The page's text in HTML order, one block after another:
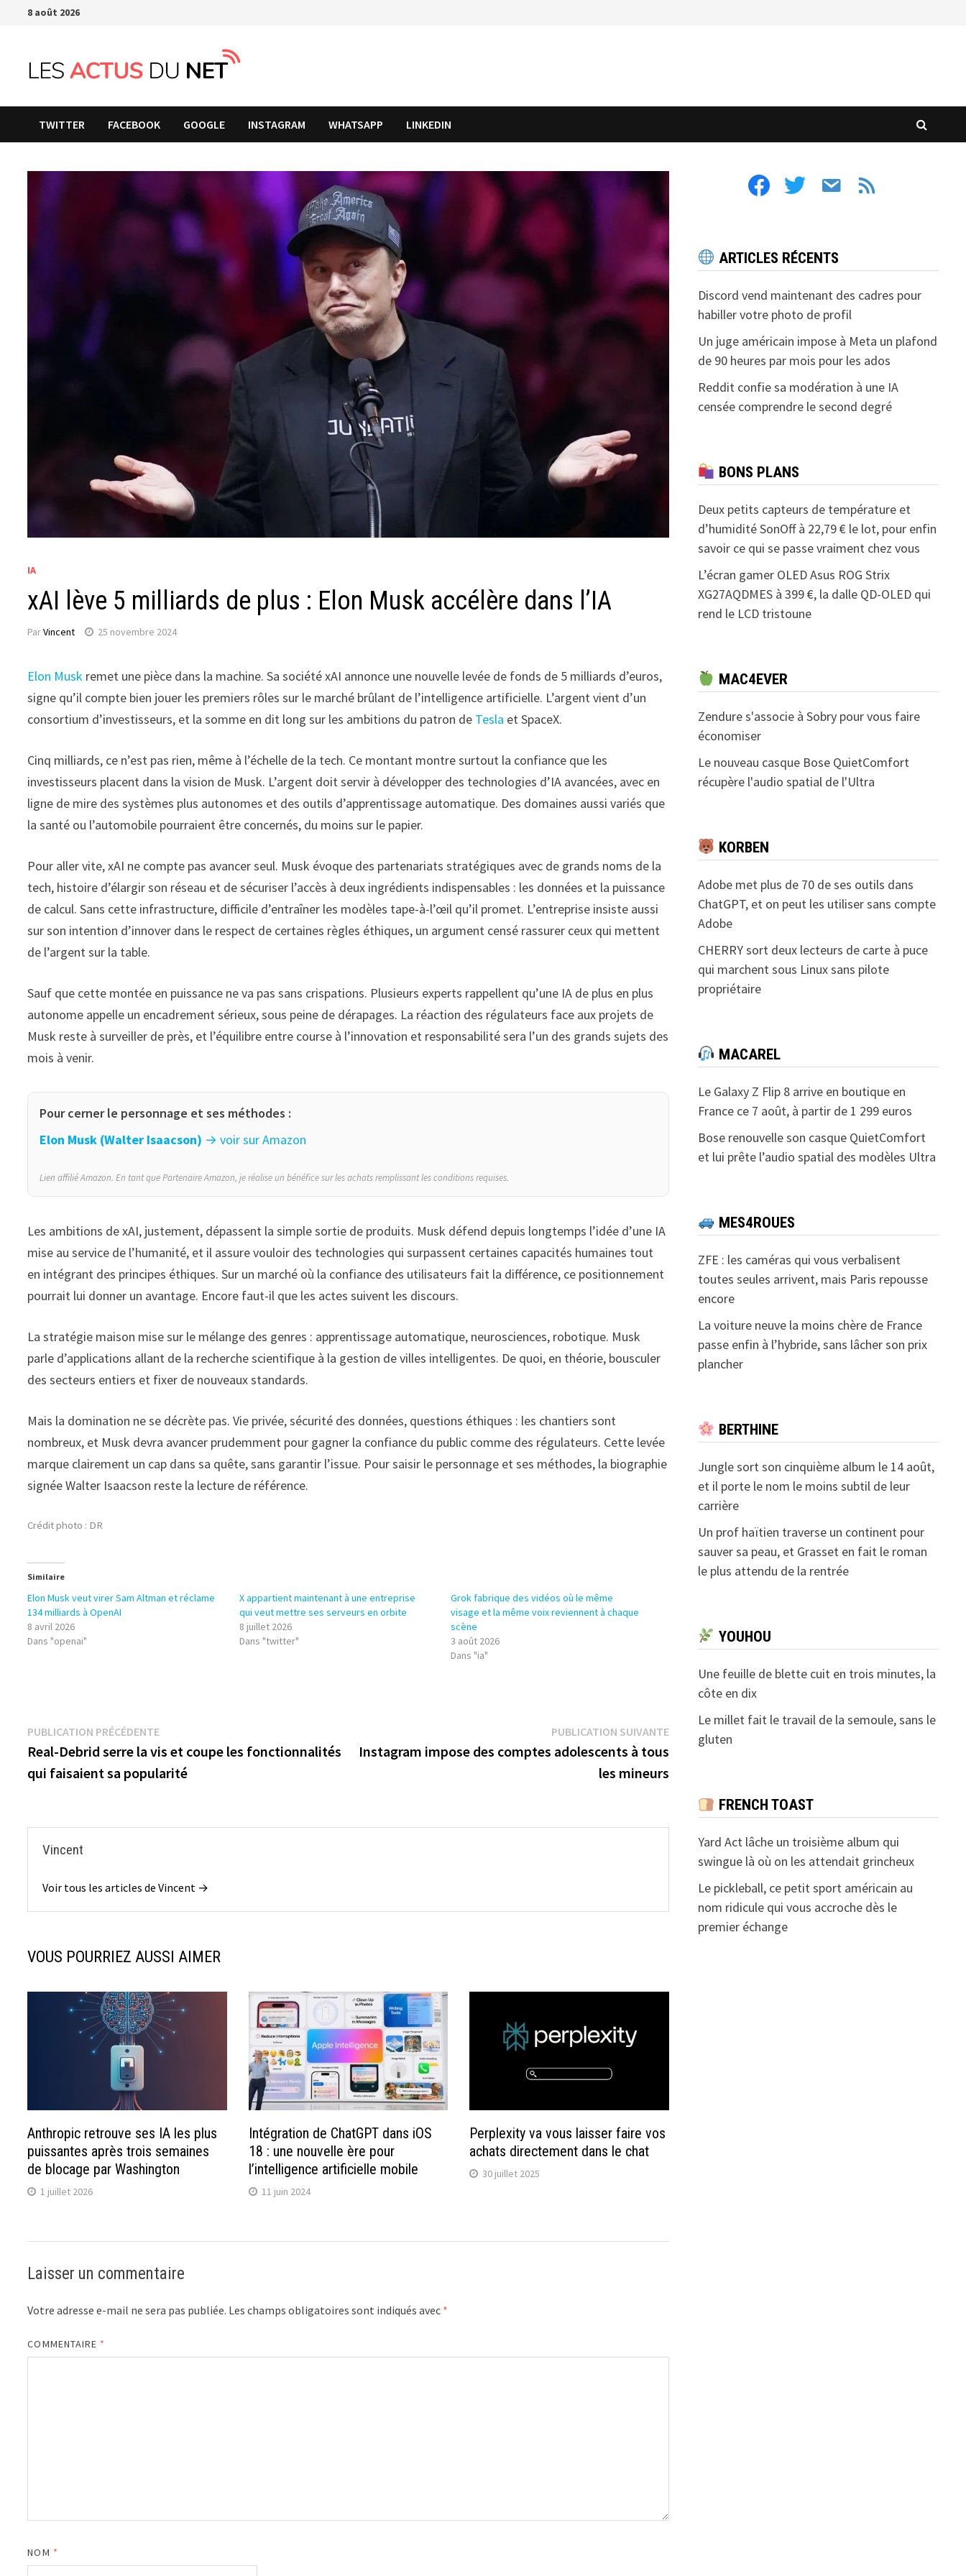
Passer8 août 2026
TWITTER FACEBOOK GOOGLE INSTAGRAM WHATSAPP LINKEDIN
IA
xAI lève 5 milliards de plus : Elon Musk accélère dans l’IA
ParVincent 25 novembre 2024
Elon Musk remet une pièce dans la machine. Sa société xAI annonce une nouvelle levée de fonds de 5 milliards d’euros,
signe qu’il compte bien jouer les premiers rôles sur le marché brûlant de l’intelligence artificielle. L’argent vient d’un
consortium d’investisseurs, et la somme en dit long sur les ambitions du patron de Tesla et SpaceX.
Cinq milliards, ce n’est pas rien, même à l’échelle de la tech. Ce montant montre surtout la confiance que les
investisseurs placent dans la vision de Musk. L’argent doit servir à développer des technologies d’IA avancées, avec en
ligne de mire des systèmes plus autonomes et des outils d’apprentissage automatique. Des domaines aussi variés que
la santé ou l’automobile pourraient être concernés, du moins sur le papier.
Pour aller vite, xAI ne compte pas avancer seul. Musk évoque des partenariats stratégiques avec de grands noms de la
tech, histoire d’élargir son réseau et de sécuriser l’accès à deux ingrédients indispensables : les données et la puissance
de calcul. Sans cette infrastructure, difficile d’entraîner les modèles tape-à-l’œil qu’il promet. L’entreprise insiste aussi
sur son intention d’innover dans le respect de certaines règles éthiques, un argument censé rassurer ceux qui mettent
de l’argent sur la table.
Sauf que cette montée en puissance ne va pas sans crispations. Plusieurs experts rappellent qu’une IA de plus en plus
autonome appelle un encadrement sérieux, sous peine de dérapages. La réaction des régulateurs face aux projets de
Musk reste à surveiller de près, et l’équilibre entre course à l’innovation et responsabilité sera l’un des grands sujets des
mois à venir.
Pour cerner le personnage et ses méthodes :
Elon Musk (Walter Isaacson) → voir sur Amazon
Lien affilié Amazon. En tant que Partenaire Amazon, je réalise un bénéfice sur les achats remplissant les conditions requises.
Les ambitions de xAI, justement, dépassent la simple sortie de produits. Musk défend depuis longtemps l’idée d’une IA
mise au service de l’humanité, et il assure vouloir des technologies qui surpassent certaines capacités humaines tout
en intégrant des principes éthiques. Sur un marché où la confiance des utilisateurs fait la différence, ce positionnement
pourrait lui donner un avantage. Encore faut-il que les actes suivent les discours.
La stratégie maison mise sur le mélange des genres : apprentissage automatique, neurosciences, robotique. Musk
parle d’applications allant de la recherche scientifique à la gestion de villes intelligentes. De quoi, en théorie, bousculer
des secteurs entiers et fixer de nouveaux standards.
Mais la domination ne se décrète pas. Vie privée, sécurité des données, questions éthiques : les chantiers sont
nombreux, et Musk devra avancer prudemment pour gagner la confiance du public comme des régulateurs. Cette levée
marque clairement un cap dans sa quête, sans garantir l’issue. Pour saisir le personnage et ses méthodes, la biographie
signée Walter Isaacson reste la lecture de référence.
Crédit photo : DR
Similaire
Elon Musk veut virer Sam Altman et réclame
134 milliards à OpenAI
8 avril 2026
Dans "openai"
X appartient maintenant à une entreprise
qui veut mettre ses serveurs en orbite
8 juillet 2026
Dans "twitter"
Grok fabrique des vidéos où le même
visage et la même voix reviennent à chaque
scène
3 août 2026
Dans "ia"
Navigation
de
l’article
PUBLICATION PRÉCÉDENTEPublication
précédente :
Real-Debrid serre la vis et coupe les fonctionnalités
qui faisaient sa popularité
PUBLICATION SUIVANTEPublication
suivante :
Instagram impose des comptes adolescents à tous
les mineurs
Vincent
Voir tous les articles de Vincent →
VOUS POURRIEZ AUSSI AIMER
Anthropic retrouve ses IA les plus
puissantes après trois semaines
de blocage par Washington
1 juillet 2026
Intégration de ChatGPT dans iOS
18 : une nouvelle ère pour
l’intelligence artificielle mobile
11 juin 2024
Perplexity va vous laisser faire vos
achats directement dans le chat
30 juillet 2025
Laisser un commentaire
Votre adresse e-mail ne sera pas publiée. Les champs obligatoires sont indiqués avec *
COMMENTAIRE *
NOM *
facebooktwitter email feed
ARTICLES RÉCENTS
Discord vend maintenant des cadres pour
habiller votre photo de profil
Un juge américain impose à Meta un plafond
de 90 heures par mois pour les ados
Reddit confie sa modération à une IA
censée comprendre le second degré
BONS PLANS
Deux petits capteurs de température et
d’humidité SonOff à 22,79 € le lot, pour enfin
savoir ce qui se passe vraiment chez vous
L’écran gamer OLED Asus ROG Strix
XG27AQDMES à 399 €, la dalle QD-OLED qui
rend le LCD tristoune
MAC4EVER
Zendure s'associe à Sobry pour vous faire
économiser
Le nouveau casque Bose QuietComfort
récupère l'audio spatial de l'Ultra
KORBEN
Adobe met plus de 70 de ses outils dans
ChatGPT, et on peut les utiliser sans compte
Adobe
CHERRY sort deux lecteurs de carte à puce
qui marchent sous Linux sans pilote
propriétaire
MACAREL
Le Galaxy Z Flip 8 arrive en boutique en
France ce 7 août, à partir de 1 299 euros
Bose renouvelle son casque QuietComfort
et lui prête l’audio spatial des modèles Ultra
MES4ROUES
ZFE : les caméras qui vous verbalisent
toutes seules arrivent, mais Paris repousse
encore
La voiture neuve la moins chère de France
passe enfin à l’hybride, sans lâcher son prix
plancher
BERTHINE
Jungle sort son cinquième album le 14 août,
et il porte le nom le moins subtil de leur
carrière
Un prof haïtien traverse un continent pour
sauver sa peau, et Grasset en fait le roman
le plus attendu de la rentrée
YOUHOU
Une feuille de blette cuit en trois minutes, la
côte en dix
Le millet fait le travail de la semoule, sans le
gluten
FRENCH TOAST
Yard Act lâche un troisième album qui
swingue là où on les attendait grincheux
Le pickleball, ce petit sport américain au
nom ridicule qui vous accroche dès le
premier échange